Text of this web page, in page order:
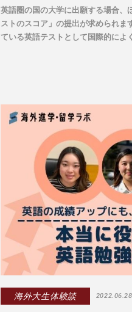
英語圏の国の大学に出願する場合、
ストのスコア」の提出が求められま
ている英語テストとして国際的によ
のかが理解できる情報をお届けしま
海外大生体験談 2022.06.28